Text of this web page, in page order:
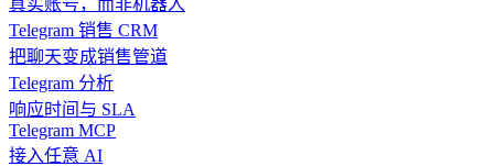
真实账号，而非机器人
Telegram 销售 CRM
把聊天变成销售管道
Telegram 分析
响应时间与 SLA
Telegram MCP
接入任意 AI